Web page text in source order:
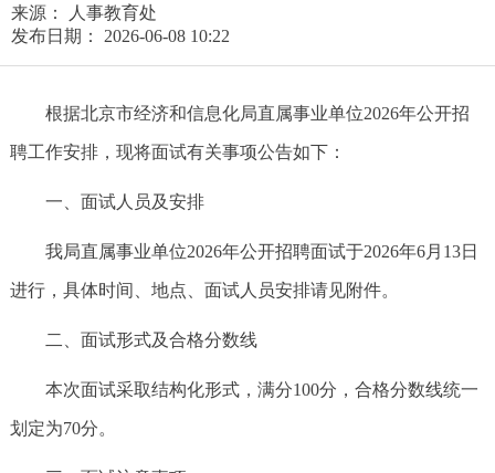
来源： 人事教育处
发布日期： 2026-06-08 10:22
根据北京市经济和信息化局直属事业单位2026年公开招
聘工作安排，现将面试有关事项公告如下：
一、面试人员及安排
我局直属事业单位2026年公开招聘面试于2026年6月13日
进行，具体时间、地点、面试人员安排请见附件。
二、面试形式及合格分数线
本次面试采取结构化形式，满分100分，合格分数线统一
划定为70分。